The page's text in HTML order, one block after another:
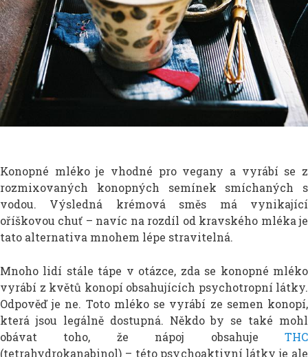
Konopné mléko je vhodné pro vegany a vyrábí se z
rozmixovaných konopných semínek smíchaných s
vodou. Výsledná krémová směs má vynikající
oříškovou chuť – navíc na rozdíl od kravského mléka je
tato alternativa mnohem lépe stravitelná.
Mnoho lidí stále tápe v otázce, zda se konopné mléko
vyrábí z květů konopí obsahujících psychotropní látky.
Odpověď je ne. Toto mléko se vyrábí ze semen konopí,
která jsou legálně dostupná. Někdo by se také mohl
obávat toho, že nápoj obsahuje THC
(tetrahydrokanabinol) – této psychoaktivní látky je ale